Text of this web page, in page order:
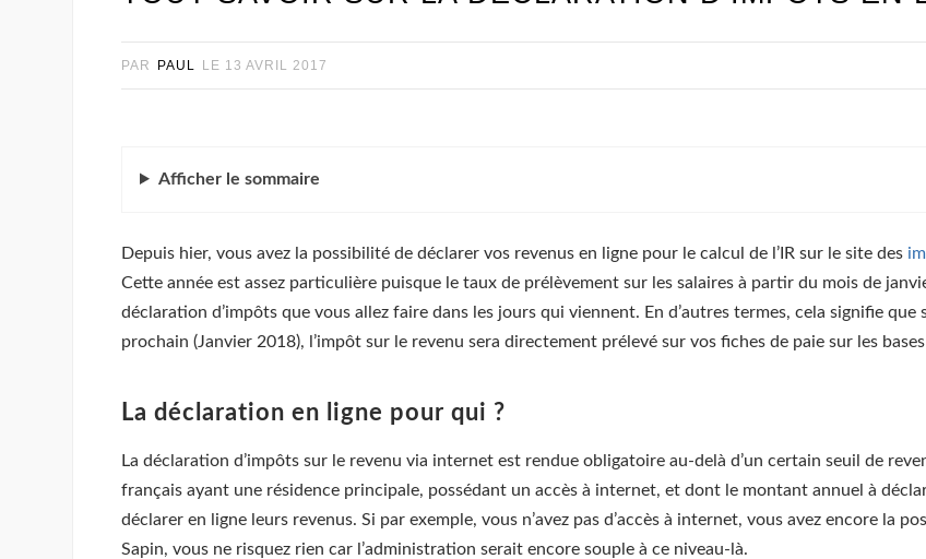
PAR PAUL LE 13 AVRIL 2017
Afficher le sommaire
Depuis hier, vous avez la possibilité de déclarer vos revenus en ligne pour le calcul de l’IR sur le site des
Cette année est assez particulière puisque le taux de prélèvement sur les salaires à partir du mois de
déclaration d’impôts que vous allez faire dans les jours qui viennent. En d’autres termes, cela signifie que
prochain (Janvier 2018), l’impôt sur le revenu sera directement prélevé sur vos fiches de paie sur les
La déclaration en ligne pour qui ?
La déclaration d’impôts sur le revenu via internet est rendue obligatoire au-delà d’un certain seuil de
français ayant une résidence principale, possédant un accès à internet, et dont le montant annuel à
déclarer en ligne leurs revenus. Si par exemple, vous n’avez pas d’accès à internet, vous avez encore la
Sapin, vous ne risquez rien car l’administration serait encore souple à ce niveau-là.